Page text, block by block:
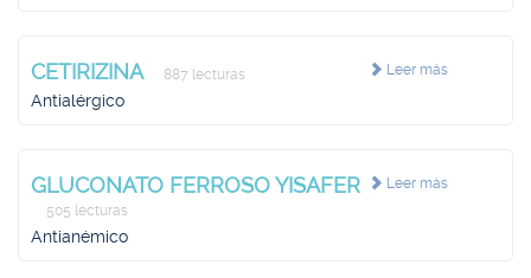
Leer más
CETIRIZINA 887 lecturas
Antialérgico
Leer más
GLUCONATO FERROSO YISAFER
505 lecturas
Antianémico